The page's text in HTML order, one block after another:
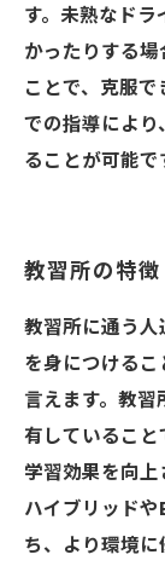
す。未熟なドラ
かったりする
ことで、克服
での指導により
ることが可能で
教習所の特
教習所に通う
を身につける
言えます。教
有していること
学習効果を向上
ハイブリッド
ち、より環境に